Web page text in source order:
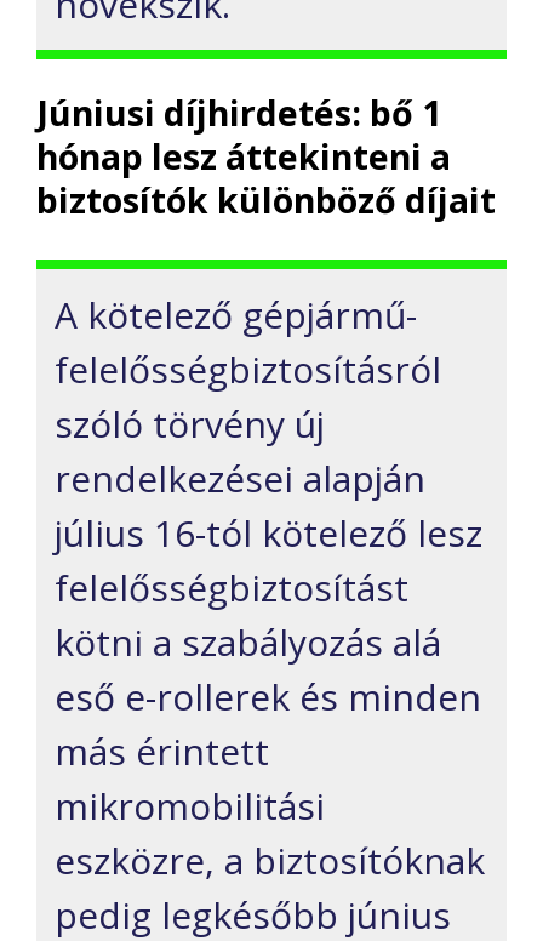
Júniusi díjhirdetés: bő 1
hónap lesz áttekinteni a
biztosítók különböző díjait
A kötelező gépjármű-
felelősségbiztosításról
szóló törvény új
rendelkezései alapján
július 16-tól kötelező lesz
felelősségbiztosítást
kötni a szabályozás alá
eső e-rollerek és minden
más érintett
mikromobilitási
eszközre, a biztosítóknak
pedig legkésőbb június